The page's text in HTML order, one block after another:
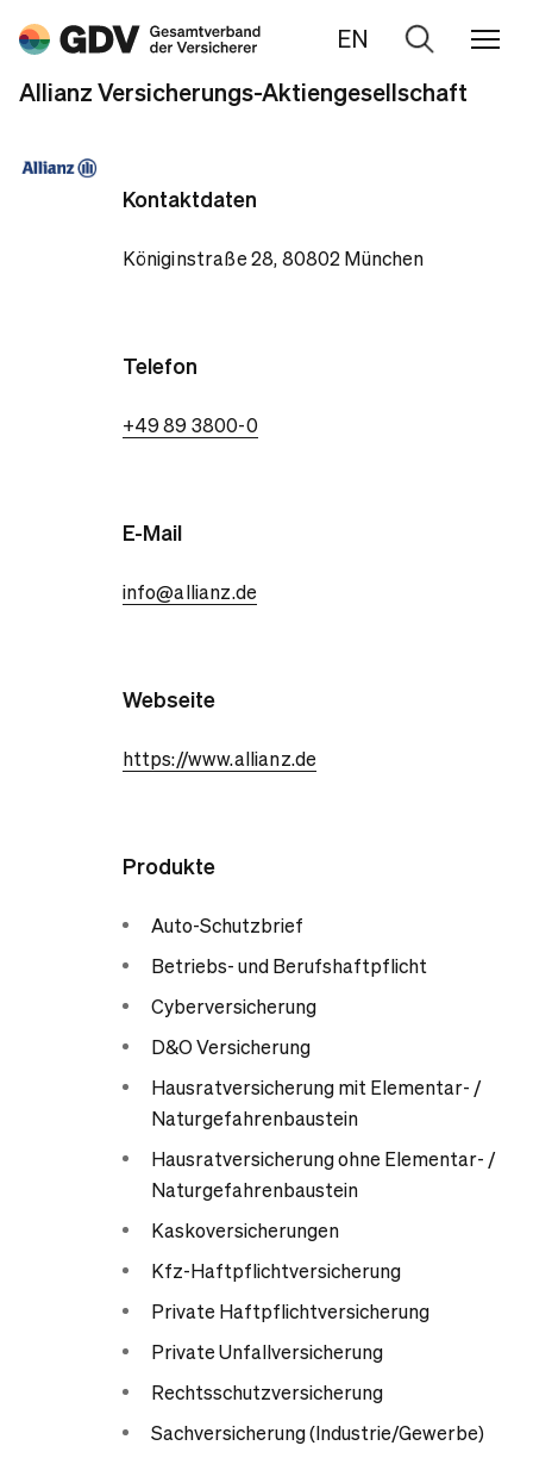
EN
Zur
Suche
Allianz Versicherungs-Aktiengesellschaft
Kontaktdaten
Königinstraße 28, 80802 München
Telefon
+49 89 3800-0
E-Mail
info@allianz.de
Webseite
https://www.allianz.de
Produkte
Auto-Schutzbrief
Betriebs- und Berufshaftpflicht
Cyberversicherung
D&O Versicherung
Hausratversicherung mit Elementar- /
Naturgefahrenbaustein
Hausratversicherung ohne Elementar- /
Naturgefahrenbaustein
Kaskoversicherungen
Kfz-Haftpflichtversicherung
Private Haftpflichtversicherung
Private Unfallversicherung
Rechtsschutzversicherung
Sachversicherung (Industrie/Gewerbe)